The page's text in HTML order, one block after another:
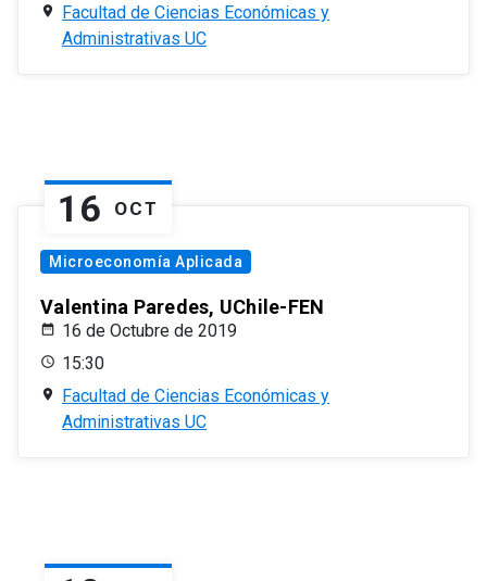
Facultad de Ciencias Económicas y
Administrativas UC
16 OCT
Microeconomía Aplicada
Valentina Paredes, UChile-FEN
16 de Octubre de 2019
15:30
Facultad de Ciencias Económicas y
Administrativas UC